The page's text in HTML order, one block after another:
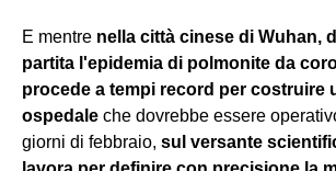
E mentre nella città cinese di Wuhan,
partita l'epidemia di polmonite da
procede a tempi record per costruire
ospedale che dovrebbe essere
giorni di febbraio, sul versante